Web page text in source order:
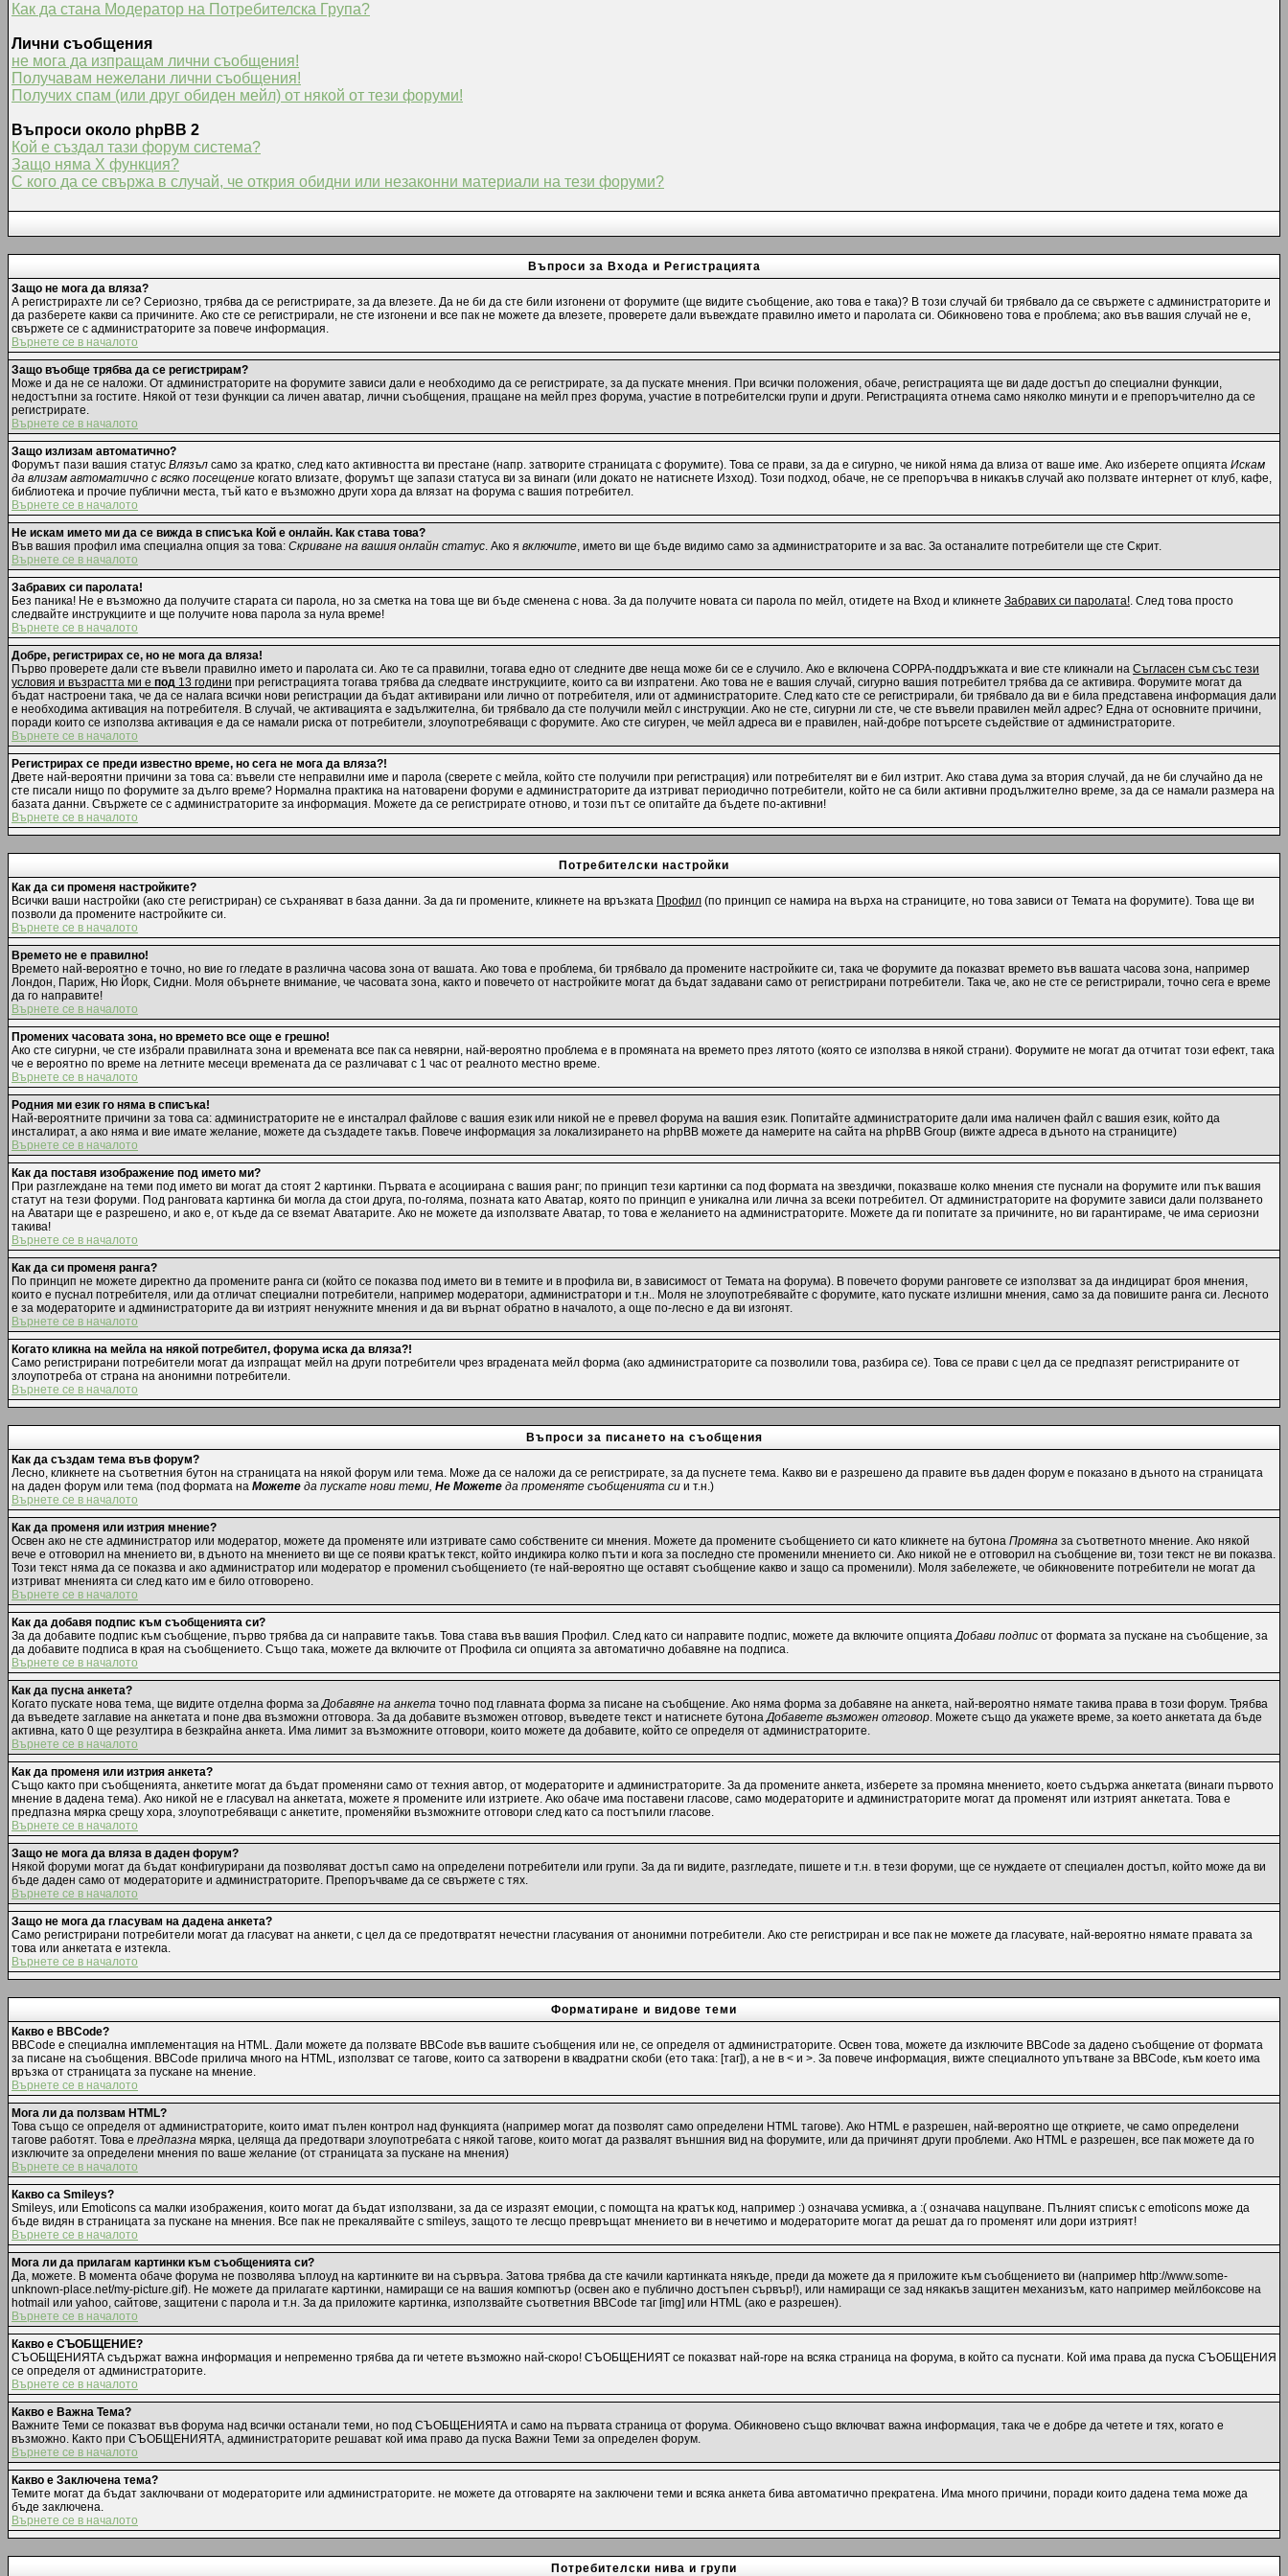
Как да стана Модератор на Потребителска Група?
Лични съобщения
не мога да изпращам лични съобщения!
Получавам нежелани лични съобщения!
Получих спам (или друг обиден мейл) от някой от тези форуми!
Въпроси около phpBB 2
Кой е създал тази форум система?
Защо няма X функция?
С кого да се свържа в случай, че открия обидни или незаконни материали на тези форуми?
Въпроси за Входа и Регистрацията
Защо не мога да вляза?
А регистрирахте ли се? Сериозно, трябва да се регистрирате, за да влезете. Да не би да сте били изгонени от форумите (ще видите съобщение, ако това е така)? В този случай би трябвало да се свържете с администраторите и
да разберете какви са причините. Ако сте се регистрирали, не сте изгонени и все пак не можете да влезете, проверете дали въвеждате правилно името и паролата си. Обикновено това е проблема; ако във вашия случай не е,
свържете се с администраторите за повече информация.
Върнете се в началото
Защо въобще трябва да се регистрирам?
Може и да не се наложи. От администраторите на форумите зависи дали е необходимо да се регистрирате, за да пускате мнения. При всички положения, обаче, регистрацията ще ви даде достъп до специални функции,
недостъпни за гостите. Някой от тези функции са личен аватар, лични съобщения, пращане на мейл през форума, участие в потребителски групи и други. Регистрацията отнема само няколко минути и е препоръчително да се
регистрирате.
Върнете се в началото
Защо излизам автоматично?
Форумът пази вашия статус Влязъл само за кратко, след като активността ви престане (напр. затворите страницата с форумите). Това се прави, за да е сигурно, че никой няма да влиза от ваше име. Ако изберете опцията Искам
да влизам автоматично с всяко посещение когато влизате, форумът ще запази статуса ви за винаги (или докато не натиснете Изход). Този подход, обаче, не се препоръчва в никакъв случай ако ползвате интернет от клуб, кафе,
библиотека и прочие публични места, тъй като е възможно други хора да влязат на форума с вашия потребител.
Върнете се в началото
Не искам името ми да се вижда в списъка Кой е онлайн. Как става това?
Във вашия профил има специална опция за това: Скриване на вашия онлайн статус. Ако я включите, името ви ще бъде видимо само за администраторите и за вас. За останалите потребители ще сте Скрит.
Върнете се в началото
Забравих си паролата!
Без паника! Не е възможно да получите старата си парола, но за сметка на това ще ви бъде сменена с нова. За да получите новата си парола по мейл, отидете на Вход и кликнете Забравих си паролата!. След това просто
следвайте инструкциите и ще получите нова парола за нула време!
Върнете се в началото
Добре, регистрирах се, но не мога да вляза!
Първо проверете дали сте въвели правилно името и паролата си. Ако те са правилни, тогава едно от следните две неща може би се е случило. Ако е включена COPPA-поддръжката и вие сте кликнали на Съгласен съм със тези
условия и възрастта ми е под 13 години при регистрацията тогава трябва да следвате инструкциите, които са ви изпратени. Ако това не е вашия случай, сигурно вашия потребител трябва да се активира. Форумите могат да
бъдат настроени така, че да се налага всички нови регистрации да бъдат активирани или лично от потребителя, или от администраторите. След като сте се регистрирали, би трябвало да ви е била представена информация дали
е необходима активация на потребителя. В случай, че активацията е задължителна, би трябвало да сте получили мейл с инструкции. Ако не сте, сигурни ли сте, че сте въвели правилен мейл адрес? Една от основните причини,
поради които се използва активация е да се намали риска от потребители, злоупотребяващи с форумите. Ако сте сигурен, че мейл адреса ви е правилен, най-добре потърсете съдействие от администраторите.
Върнете се в началото
Регистрирах се преди известно време, но сега не мога да вляза?!
Двете най-вероятни причини за това са: въвели сте неправилни име и парола (сверете с мейла, който сте получили при регистрация) или потребителят ви е бил изтрит. Ако става дума за втория случай, да не би случайно да не
сте писали нищо по форумите за дълго време? Нормална практика на натоварени форуми е администраторите да изтриват периодично потребители, който не са били активни продължително време, за да се намали размера на
базата данни. Свържете се с администраторите за информация. Можете да се регистрирате отново, и този път се опитайте да бъдете по-активни!
Върнете се в началото
Потребителски настройки
Как да си променя настройките?
Всички ваши настройки (ако сте регистриран) се съхраняват в база данни. За да ги промените, кликнете на връзката Профил (по принцип се намира на върха на страниците, но това зависи от Темата на форумите). Това ще ви
позволи да промените настройките си.
Върнете се в началото
Времето не е правилно!
Времето най-вероятно е точно, но вие го гледате в различна часова зона от вашата. Ако това е проблема, би трябвало да промените настройките си, така че форумите да показват времето във вашата часова зона, например
Лондон, Париж, Ню Йорк, Сидни. Моля обърнете внимание, че часовата зона, както и повечето от настройките могат да бъдат задавани само от регистрирани потребители. Така че, ако не сте се регистрирали, точно сега е време
да го направите!
Върнете се в началото
Промених часовата зона, но времето все още е грешно!
Ако сте сигурни, че сте избрали правилната зона и времената все пак са невярни, най-вероятно проблема е в промяната на времето през лятото (която се използва в някой страни). Форумите не могат да отчитат този ефект, така
че е вероятно по време на летните месеци времената да се различават с 1 час от реалното местно време.
Върнете се в началото
Родния ми език го няма в списъка!
Най-вероятните причини за това са: администраторите не е инсталрал файлове с вашия език или никой не е превел форума на вашия език. Попитайте администраторите дали има наличен файл с вашия език, който да
инсталират, а ако няма и вие имате желание, можете да създадете такъв. Повече информация за локализирането на phpBB можете да намерите на сайта на phpBB Group (вижте адреса в дъното на страниците)
Върнете се в началото
Как да поставя изображение под името ми?
При разглеждане на теми под името ви могат да стоят 2 картинки. Първата е асоциирана с вашия ранг; по принцип тези картинки са под формата на звездички, показваше колко мнения сте пуснали на форумите или пък вашия
статут на тези форуми. Под ранговата картинка би могла да стои друга, по-голяма, позната като Аватар, която по принцип е уникална или лична за всеки потребител. От администраторите на форумите зависи дали ползването
на Аватари ще е разрешено, и ако е, от къде да се вземат Аватарите. Ако не можете да използвате Аватар, то това е желанието на администраторите. Можете да ги попитате за причините, но ви гарантираме, че има сериозни
такива!
Върнете се в началото
Как да си променя ранга?
По принцип не можете директно да промените ранга си (който се показва под името ви в темите и в профила ви, в зависимост от Темата на форума). В повечето форуми ранговете се използват за да индицират броя мнения,
които е пуснал потребителя, или да отличат специални потребители, например модератори, администратори и т.н.. Моля не злоупотребявайте с форумите, като пускате излишни мнения, само за да повишите ранга си. Лесното
е за модераторите и администраторите да ви изтрият ненужните мнения и да ви върнат обратно в началото, а още по-лесно е да ви изгонят.
Върнете се в началото
Когато кликна на мейла на някой потребител, форума иска да вляза?!
Само регистрирани потребители могат да изпращат мейл на други потребители чрез вградената мейл форма (ако администраторите са позволили това, разбира се). Това се прави с цел да се предпазят регистрираните от
злоупотреба от страна на анонимни потребители.
Върнете се в началото
Въпроси за писането на съобщения
Как да създам тема във форум?
Лесно, кликнете на съответния бутон на страницата на някой форум или тема. Може да се наложи да се регистрирате, за да пуснете тема. Какво ви е разрешено да правите във даден форум е показано в дъното на страницата
на даден форум или тема (под формата на Можете да пускате нови теми, Не Можете да променяте съобщенията си и т.н.)
Върнете се в началото
Как да променя или изтрия мнение?
Освен ако не сте администратор или модератор, можете да променяте или изтривате само собствените си мнения. Можете да промените съобщението си като кликнете на бутона Промяна за съответното мнение. Ако някой
вече е отговорил на мнението ви, в дъното на мнението ви ще се появи кратък текст, който индикира колко пъти и кога за последно сте променили мнението си. Ако никой не е отговорил на съобщение ви, този текст не ви показва.
Този текст няма да се показва и ако администратор или модератор е променил съобщението (те най-вероятно ще оставят съобщение какво и защо са променили). Моля забележете, че обикновените потребители не могат да
изтриват мненията си след като им е било отговорено.
Върнете се в началото
Как да добавя подпис към съобщенията си?
За да добавите подпис към съобщение, първо трябва да си направите такъв. Това става във вашия Профил. След като си направите подпис, можете да включите опциятаДобави подпис от формата за пускане на съобщение, за
да добавите подписа в края на съобщението. Също така, можете да включите от Профила си опцията за автоматично добавяне на подписа.
Върнете се в началото
Как да пусна анкета?
Когато пускате нова тема, ще видите отделна форма заДобавяне на анкета точно под главната форма за писане на съобщение. Ако няма форма за добавяне на анкета, най-вероятно нямате такива права в този форум. Трябва
да въведете заглавие на анкетата и поне два възможни отговора. За да добавите възможен отговор, въведете текст и натиснете бутонаДобавете възможен отговор. Можете също да укажете време, за което анкетата да бъде
активна, като 0 ще резултира в безкрайна анкета. Има лимит за възможните отговори, които можете да добавите, който се определя от администраторите.
Върнете се в началото
Как да променя или изтрия анкета?
Също както при съобщенията, анкетите могат да бъдат променяни само от техния автор, от модераторите и администраторите. За да промените анкета, изберете за промяна мнението, което съдържа анкетата (винаги първото
мнение в дадена тема). Ако никой не е гласувал на анкетата, можете я промените или изтриете. Ако обаче има поставени гласове, само модераторите и администраторите могат да променят или изтрият анкетата. Това е
предпазна мярка срещу хора, злоупотребяващи с анкетите, променяйки възможните отговори след като са постъпили гласове.
Върнете се в началото
Защо не мога да вляза в даден форум?
Някой форуми могат да бъдат конфигурирани да позволяват достъп само на определени потребители или групи. За да ги видите, разгледате, пишете и т.н. в тези форуми, ще се нуждаете от специален достъп, който може да ви
бъде даден само от модераторите и администраторите. Препоръчваме да се свържете с тях.
Върнете се в началото
Защо не мога да гласувам на дадена анкета?
Само регистрирани потребители могат да гласуват на анкети, с цел да се предотвратят нечестни гласувания от анонимни потребители. Ако сте регистриран и все пак не можете да гласувате, най-вероятно нямате правата за
това или анкетата е изтекла.
Върнете се в началото
Форматиране и видове теми
Какво е BBCode?
BBCode е специална имплементация на HTML. Дали можете да ползвате BBCode във вашите съобщения или не, се определя от администраторите. Освен това, можете да изключите BBCode за дадено съобщение от формата
за писане на съобщения. BBCode прилича много на HTML, използват се тагове, които са затворени в квадратни скоби (ето така: [таг]), а не в < и >. За повече информация, вижте специалното упътване за BBCode, към което има
връзка от страницата за пускане на мнение.
Върнете се в началото
Мога ли да ползвам HTML?
Това също се определя от администраторите, които имат пълен контрол над функцията (например могат да позволят само определени HTML тагове). Ако HTML е разрешен, най-вероятно ще откриете, че само определени
тагове работят. Това е предпазна мярка, целяща да предотвари злоупотребата с някой тагове, които могат да развалят външния вид на форумите, или да причинят други проблеми. Ако HTML е разрешен, все пак можете да го
изключите за определени мнения по ваше желание (от страницата за пускане на мнения)
Върнете се в началото
Какво са Smileys?
Smileys, или Emoticons са малки изображения, които могат да бъдат използвани, за да се изразят емоции, с помощта на кратък код, например :) означава усмивка, а :( означава нацупване. Пълният списък с emoticons може да
бъде видян в страницата за пускане на мнения. Все пак не прекалявайте с smileys, защото те лесщо превръщат мнението ви в нечетимо и модераторите могат да решат да го променят или дори изтрият!
Върнете се в началото
Мога ли да прилагам картинки към съобщенията си?
Да, можете. В момента обаче форума не позволява ъплоуд на картинките ви на сървъра. Затова трябва да сте качили картинката някъде, преди да можете да я приложите към съобщението ви (например http://www.some-
unknown-place.net/my-picture.gif). Не можете да прилагате картинки, намиращи се на вашия компютър (освен ако е публично достъпен сървър!), или намиращи се зад някакъв защитен механизъм, като например мейлбоксове на
hotmail или yahoo, сайтове, защитени с парола и т.н. За да приложите картинка, използвайте съответния BBCode таг [img] или HTML (ако е разрешен).
Върнете се в началото
Какво е СЪОБЩЕНИЕ?
СЪОБЩЕНИЯТА съдържат важна информация и непременно трябва да ги четете възможно най-скоро! СЪОБЩЕНИЯТ се показват най-горе на всяка страница на форума, в който са пуснати. Кой има права да пуска СЪОБЩЕНИЯ
се определя от администраторите.
Върнете се в началото
Какво е Важна Тема?
Важните Теми се показват във форума над всички останали теми, но под СЪОБЩЕНИЯТА и само на първата страница от форума. Обикновено също включват важна информация, така че е добре да четете и тях, когато е
възможно. Както при СЪОБЩЕНИЯТА, администраторите решават кой има право да пуска Важни Теми за определен форум.
Върнете се в началото
Какво е Заключена тема?
Темите могат да бъдат заключвани от модераторите или администраторите. не можете да отговаряте на заключени теми и всяка анкета бива автоматично прекратена. Има много причини, поради които дадена тема може да
бъде заключена.
Върнете се в началото
Потребителски нива и групи